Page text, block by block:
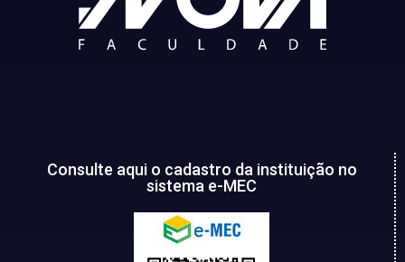
Consulte aqui o cadastro da instituição no
sistema e-MEC